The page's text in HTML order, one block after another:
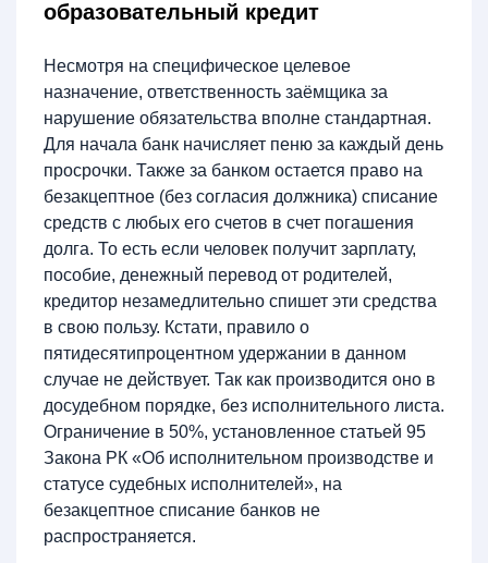
образовательный кредит
Несмотря на специфическое целевое
назначение, ответственность заёмщика за
нарушение обязательства вполне стандартная.
Для начала банк начисляет пеню за каждый день
просрочки. Также за банком остается право на
безакцептное (без согласия должника) списание
средств с любых его счетов в счет погашения
долга. То есть если человек получит зарплату,
пособие, денежный перевод от родителей,
кредитор незамедлительно спишет эти средства
в свою пользу. Кстати, правило о
пятидесятипроцентном удержании в данном
случае не действует. Так как производится оно в
досудебном порядке, без исполнительного листа.
Ограничение в 50%, установленное статьей 95
Закона РК «Об исполнительном производстве и
статусе судебных исполнителей», на
безакцептное списание банков не
распространяется.